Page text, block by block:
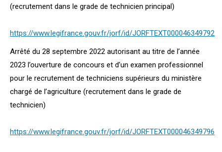
(recrutement dans le grade de technicien principal)
https://www.legifrance.gouv.fr/jorf/id/JORFTEXT000046349792
Arrêté du 28 septembre 2022 autorisant au titre de l’année
2023 l’ouverture de concours et d’un examen professionnel
pour le recrutement de techniciens supérieurs du ministère
chargé de l’agriculture (recrutement dans le grade de
technicien)
https://www.legifrance.gouv.fr/jorf/id/JORFTEXT000046349796